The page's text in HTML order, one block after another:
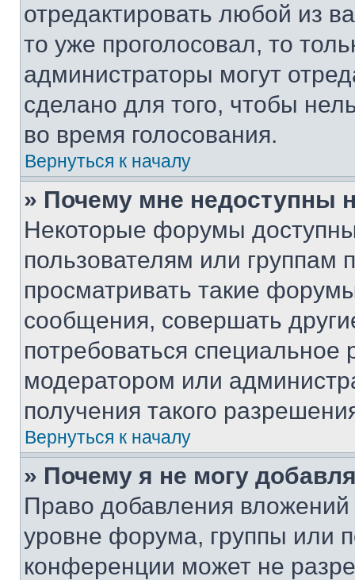
отредактировать любой из
то уже проголосовал, то
администраторы могут
сделано для того, чтобы
во время голосования.
Вернуться к началу
» Почему мне недоступны
Некоторые форумы
пользователям или группам
просматривать такие
сообщения, совершать
потребоваться
модератором или
получения такого
Вернуться к началу
» Почему я не могу
Право добавления
уровне форума, группы или
конференции может не